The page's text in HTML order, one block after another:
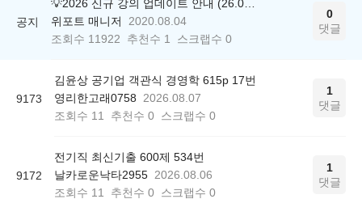
공지
위포트 매니저
2020.08.04
조회수 11922 추천수 1 스크랩수 0
0
댓글
9173
김윤상 공기업 객관식 경영학 615p 17번
영리한고래0758
2026.08.07
조회수 11 추천수 0 스크랩수 0
1
댓글
9172
전기직 최신기출 600제 534번
날카로운낙타2955 2026.08.06
조회수 11 추천수 0 스크랩수 0
1
댓글